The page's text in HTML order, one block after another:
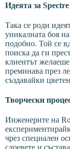
Идеята за
Така се роди
уникалната боя
подобно. Той се
поиска да ги
клиентът желаеше
преминава през
създавайки
Творчески
Инженерите на
чрез специален